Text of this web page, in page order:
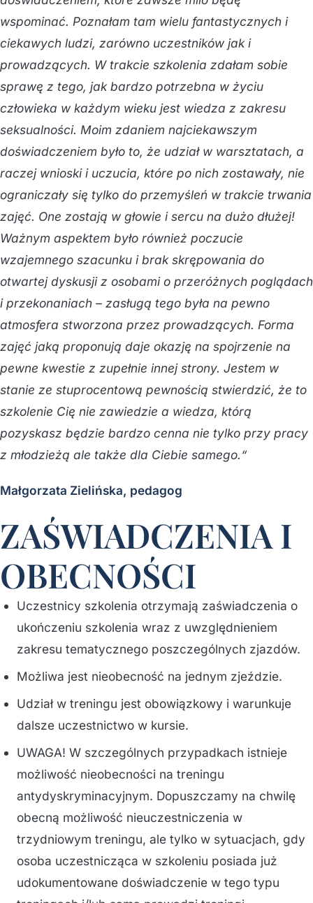
wspominać. Poznałam tam wielu fantastycznych i
ciekawych ludzi, zarówno uczestników jak i
prowadzących. W trakcie szkolenia zdałam sobie
sprawę z tego, jak bardzo potrzebna w życiu
człowieka w każdym wieku jest wiedza z zakresu
seksualności. Moim zdaniem najciekawszym
doświadczeniem było to, że udział w warsztatach, a
raczej wnioski i uczucia, które po nich zostawały, nie
ograniczały się tylko do przemyśleń w trakcie trwania
zajęć. One zostają w głowie i sercu na dużo dłużej!
Ważnym aspektem było również poczucie
wzajemnego szacunku i brak skrępowania do
otwartej dyskusji z osobami o przeróżnych poglądach
i przekonaniach – zasługą tego była na pewno
atmosfera stworzona przez prowadzących. Forma
zajęć jaką proponują daje okazję na spojrzenie na
pewne kwestie z zupełnie innej strony. Jestem w
stanie ze stuprocentową pewnością stwierdzić, że to
szkolenie Cię nie zawiedzie a wiedza, którą
pozyskasz będzie bardzo cenna nie tylko przy pracy
z młodzieżą ale także dla Ciebie samego.“
Małgorzata Zielińska, pedagog
ZAŚWIADCZENIA I
OBECNOŚCI
Uczestnicy szkolenia otrzymają zaświadczenia o
ukończeniu szkolenia wraz z uwzględnieniem
zakresu tematycznego poszczególnych zjazdów.
Możliwa jest nieobecność na jednym zjeździe.
Udział w treningu jest obowiązkowy i warunkuje
dalsze uczestnictwo w kursie.
UWAGA! W szczególnych przypadkach istnieje
możliwość nieobecności na treningu
antydyskryminacyjnym. Dopuszczamy na chwilę
obecną możliwość nieuczestniczenia w
trzydniowym treningu, ale tylko w sytuacjach, gdy
osoba uczestnicząca w szkoleniu posiada już
udokumentowane doświadczenie w tego typu